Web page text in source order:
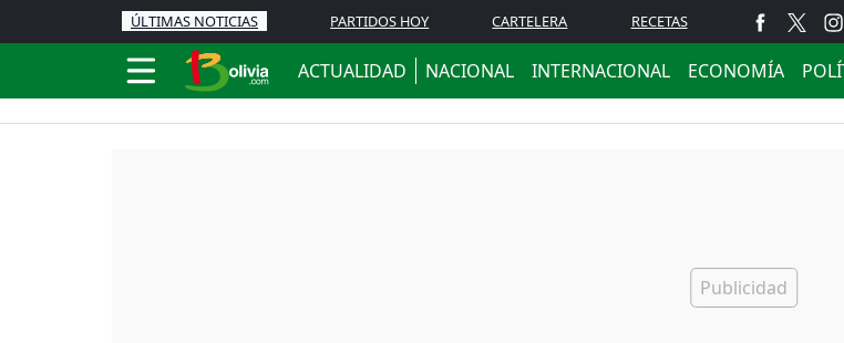
ÚLTIMAS NOTICIAS PARTIDOS HOY CARTELERA RECETAS
ACTUALIDAD NACIONAL INTERNACIONAL ECONOMÍA